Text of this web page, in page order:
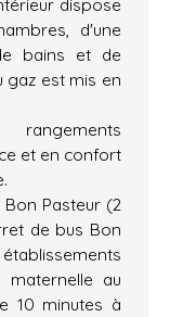
dispose
d'une
bains et de
gaz est mis en
et en confort
Pasteur (2
de bus Bon
au
10 minutes à